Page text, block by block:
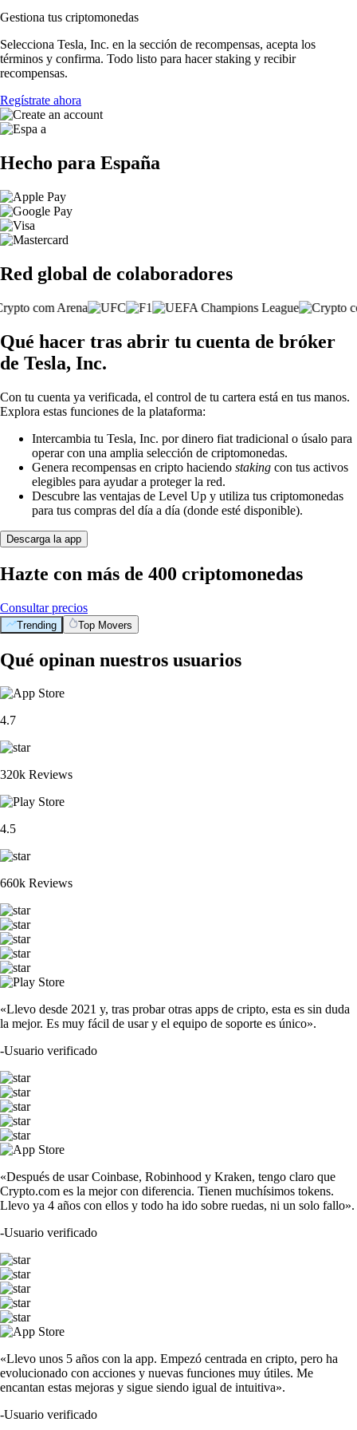
Gestiona tus criptomonedas
Selecciona Tesla, Inc. en la sección de recompensas, acepta los
términos y confirma. Todo listo para hacer staking y recibir
recompensas.
Regístrate ahora
Hecho para España
Red global de colaboradores
Qué hacer tras abrir tu cuenta de bróker
de Tesla, Inc.
Con tu cuenta ya verificada, el control de tu cartera está en tus manos.
Explora estas funciones de la plataforma:
Intercambia tu Tesla, Inc. por dinero fiat tradicional o úsalo para
operar con una amplia selección de criptomonedas.
Genera recompensas en cripto haciendo staking con tus activos
elegibles para ayudar a proteger la red.
Descubre las ventajas de Level Up y utiliza tus criptomonedas
para tus compras del día a día (donde esté disponible).
Descarga la app
Hazte con más de 400 criptomonedas
Consultar precios
Trending Top Movers
Qué opinan nuestros usuarios
4.7
320k Reviews
4.5
660k Reviews
«Llevo desde 2021 y, tras probar otras apps de cripto, esta es sin duda
la mejor. Es muy fácil de usar y el equipo de soporte es único».
-Usuario verificado
«Después de usar Coinbase, Robinhood y Kraken, tengo claro que
Crypto.com es la mejor con diferencia. Tienen muchísimos tokens.
Llevo ya 4 años con ellos y todo ha ido sobre ruedas, ni un solo fallo».
-Usuario verificado
«Llevo unos 5 años con la app. Empezó centrada en cripto, pero ha
evolucionado con acciones y nuevas funciones muy útiles. Me
encantan estas mejoras y sigue siendo igual de intuitiva».
-Usuario verificado